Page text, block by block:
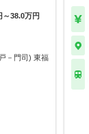
～38.0万円
－門司) 東福